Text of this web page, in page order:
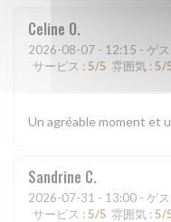
Celine O
2026-08-07 - 12:15 - ゲ
サービス : 5/5 雰囲気 : 5/
Un agréable moment et
Sandrine C
2026-07-31 - 13:00 - ゲ
サービス : 5/5 雰囲気 : 5/